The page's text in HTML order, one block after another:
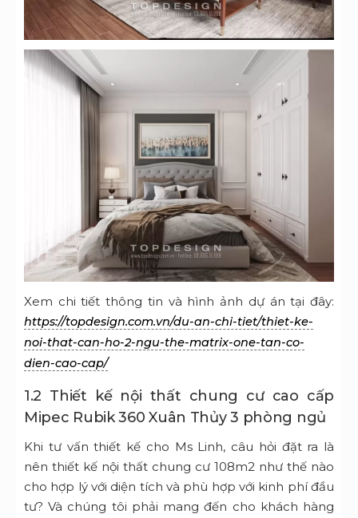
Xem chi tiết thông tin và hình ảnh dự án tại đây:
https://topdesign.com.vn/du-an-chi-tiet/thiet-ke-
noi-that-can-ho-2-ngu-the-matrix-one-tan-co-
dien-cao-cap/
1.2 Thiết kế nội thất chung cư cao cấp
Mipec Rubik 360 Xuân Thủy 3 phòng ngủ
Khi tư vấn thiết kế cho Ms Linh, câu hỏi đặt ra là
nên thiết kế nội thất chung cư 108m2 như thế nào
cho hợp lý với diện tích và phù hợp với kinh phí đầu
tư? Và chúng tôi phải mang đến cho khách hàng